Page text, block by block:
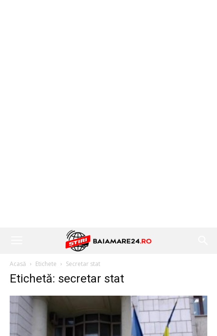
Acasă Etichete Secretar stat
Etichetă: secretar stat